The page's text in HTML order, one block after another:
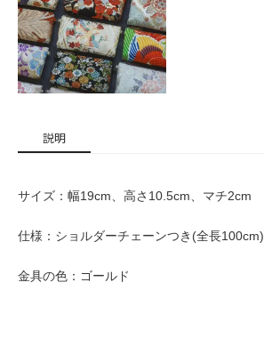
説明
サイズ：幅19cm、高さ10.5cm、マチ2cm
仕様：ショルダーチェーンつき(全長100cm)
金具の色：ゴールド